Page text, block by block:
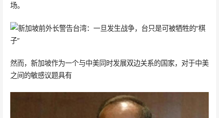
场。
然而，新加坡作为一个与中美同时发展双边关系的国家，对于中美
之间的敏感议题具有